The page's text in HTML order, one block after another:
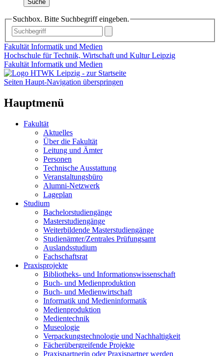
Suche
Suchbox. Bitte Suchbegriff eingeben.
Fakultät Informatik und Medien
Hochschule für Technik, Wirtschaft und Kultur Leipzig
Fakultät Informatik und Medien
Seiten Haupt-Navigation überspringen
Hauptmenü
Fakultät
Aktuelles
Über die Fakultät
Leitung und Ämter
Personen
Technische Ausstattung
Veranstaltungsbüro
Alumni-Netzwerk
Lageplan
Studium
Bachelorstudiengänge
Masterstudiengänge
Weiterbildende Masterstudiengänge
Studienämter/Zentrales Prüfungsamt
Auslandsstudium
Fachschaftsrat
Praxisprojekte
Bibliotheks- und Informationswissenschaft
Buch- und Medienproduktion
Buch- und Medienwirtschaft
Informatik und Medieninformatik
Medienproduktion
Medientechnik
Museologie
Verpackungstechnologie und Nachhaltigkeit
Fächerübergreifende Projekte
Praxispartnerin oder Praxispartner werden